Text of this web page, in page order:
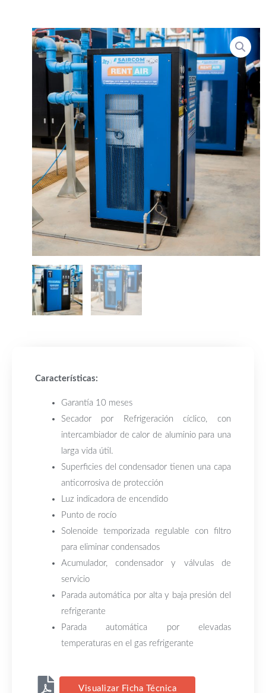
Características:
Garantía 10 meses
Secador por Refrigeración cíclico, con
intercambiador de calor de aluminio para una
larga vida útil.
Superficies del condensador tienen una capa
anticorrosiva de protección
Luz indicadora de encendido
Punto de rocío
Solenoide temporizada regulable con filtro
para eliminar condensados
Acumulador, condensador y válvulas de
servicio
Parada automática por alta y baja presión del
refrigerante
Parada automática por elevadas
temperaturas en el gas refrigerante
Visualizar Ficha Técnica